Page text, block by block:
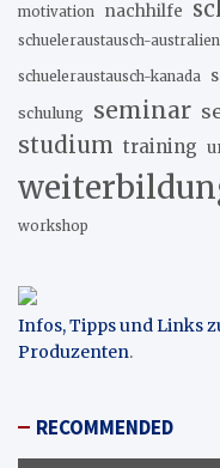
motivation nachhilfe
schueleraustausch-australien
schueleraustausch-kanada
schulung seminar
studium training
workshop
Infos, Tipps und Links
Produzenten.
RECOMMENDED